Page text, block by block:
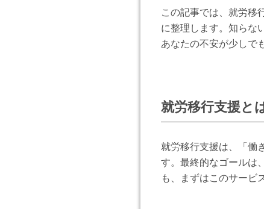
この記事では、就労移
に整理します。知らな
あなたの不安が少しで
就労移行支援と
就労移行支援は、「働
す。最終的なゴールは、
も、まずはこのサービ